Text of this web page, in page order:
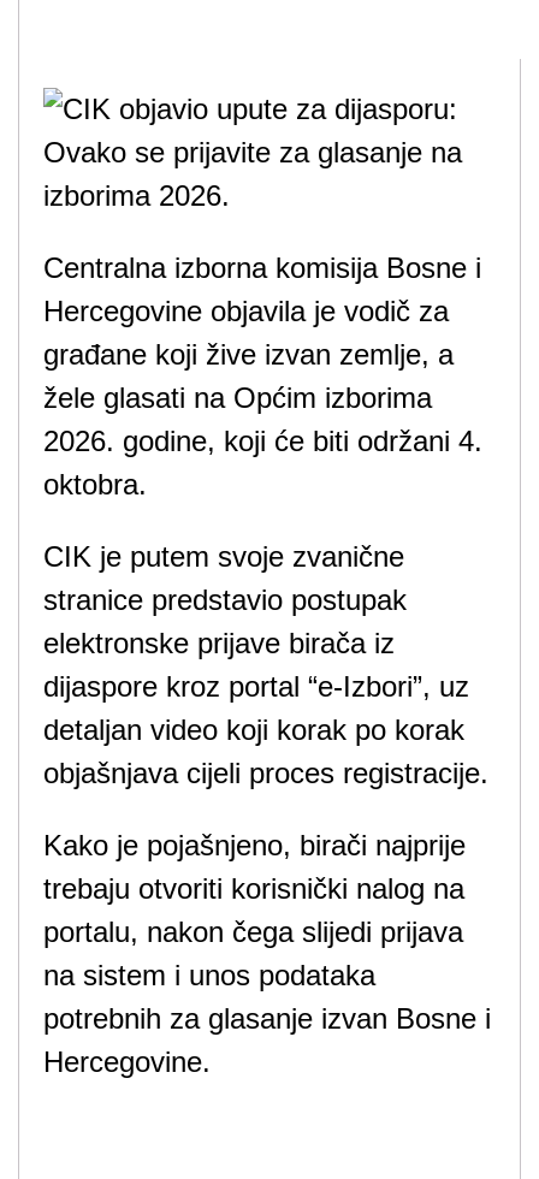
Centralna izborna komisija Bosne i
Hercegovine objavila je vodič za
građane koji žive izvan zemlje, a
žele glasati na Općim izborima
2026. godine, koji će biti održani 4.
oktobra.
CIK je putem svoje zvanične
stranice predstavio postupak
elektronske prijave birača iz
dijaspore kroz portal “e-Izbori”, uz
detaljan video koji korak po korak
objašnjava cijeli proces registracije.
Kako je pojašnjeno, birači najprije
trebaju otvoriti korisnički nalog na
portalu, nakon čega slijedi prijava
na sistem i unos podataka
potrebnih za glasanje izvan Bosne i
Hercegovine.